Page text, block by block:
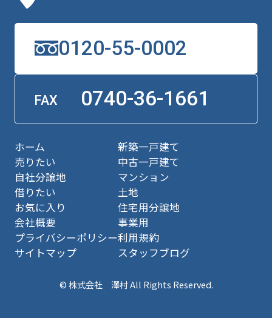
0120-55-0002
FAX 0740-36-1661
ホーム
売りたい
自社分譲地
借りたい
お気に入り
会社概要
プライバシーポリシー
サイトマップ
新築一戸建て
中古一戸建て
マンション
土地
住宅用分譲地
事業用
利用規約
スタッフブログ
© 株式会社 澤村 All Rights Reserved.